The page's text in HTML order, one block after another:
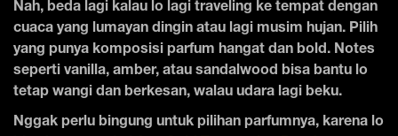
Nah, beda lagi kalau lo lagi traveling ke tempat dengan
cuaca yang lumayan dingin atau lagi musim hujan. Pilih
yang punya komposisi parfum hangat dan bold. Notes
seperti vanilla, amber, atau sandalwood bisa bantu lo
tetap wangi dan berkesan, walau udara lagi beku.
Nggak perlu bingung untuk pilihan parfumnya, karena lo